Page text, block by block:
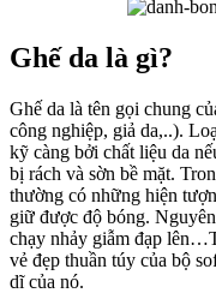
Ghế da là gì?
Ghế da là tên gọi chung
công nghiệp, giả da,..).
kỹ càng bởi chất liệu da
bị rách và sờn bề mặt.
thường có những hiện
giữ được độ bóng.
chạy nhảy giẫm đạp
vẻ đẹp thuần túy của bộ
dĩ của nó.